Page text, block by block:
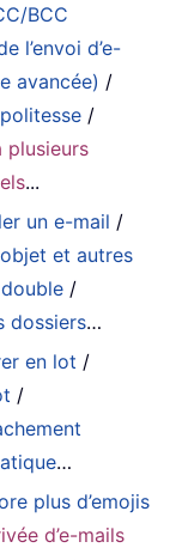
BCC
l’envoi d’e-
avancée) /
/
plusieurs
...
un e-mail /
et autres
/
dossiers…
en lot /
/
…
plus d’emojis
d’e-mails